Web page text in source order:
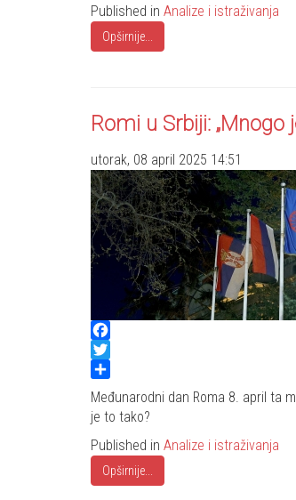
Published in Analize i istraživanja
Opširnije...
Romi u Srbiji:
utorak, 08 april 2025 14:51
Facebook
Twitter
Share
Međunarodni dan Roma 8. april ta
je to tako?
Published in Analize i istraživanja
Opširnije...